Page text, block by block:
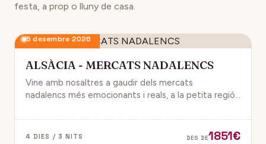
festa, a prop o lluny de casa.
5 desembre 2026
ALSÀCIA - MERCATS NADALENCS
Vine amb nosaltres a gaudir dels mercats
nadalencs més emocionants i reals, a la petita regió
4 DIES / 3 NITS DES DE1851€